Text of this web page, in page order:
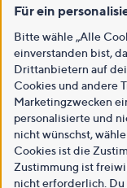
Für ein
Bitte wähle „Alle
einverstanden bist,
Drittanbietern auf
Cookies und andere
Marketingzwecken
personalisierte und
nicht wünschst,
Cookies ist die
Zustimmung ist
nicht erforderlich.